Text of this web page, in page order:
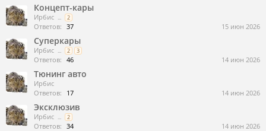
Концепт-кары
Ирбис ... 2
Ответов: 37 15 июн 2026
Суперкары
Ирбис ... 2 3
Ответов: 46 14 июн 2026
Тюнинг авто
Ирбис
Ответов:
17 14 июн 2026
Эксклюзив
Ирбис ... 2
Ответов: 34 14 июн 2026